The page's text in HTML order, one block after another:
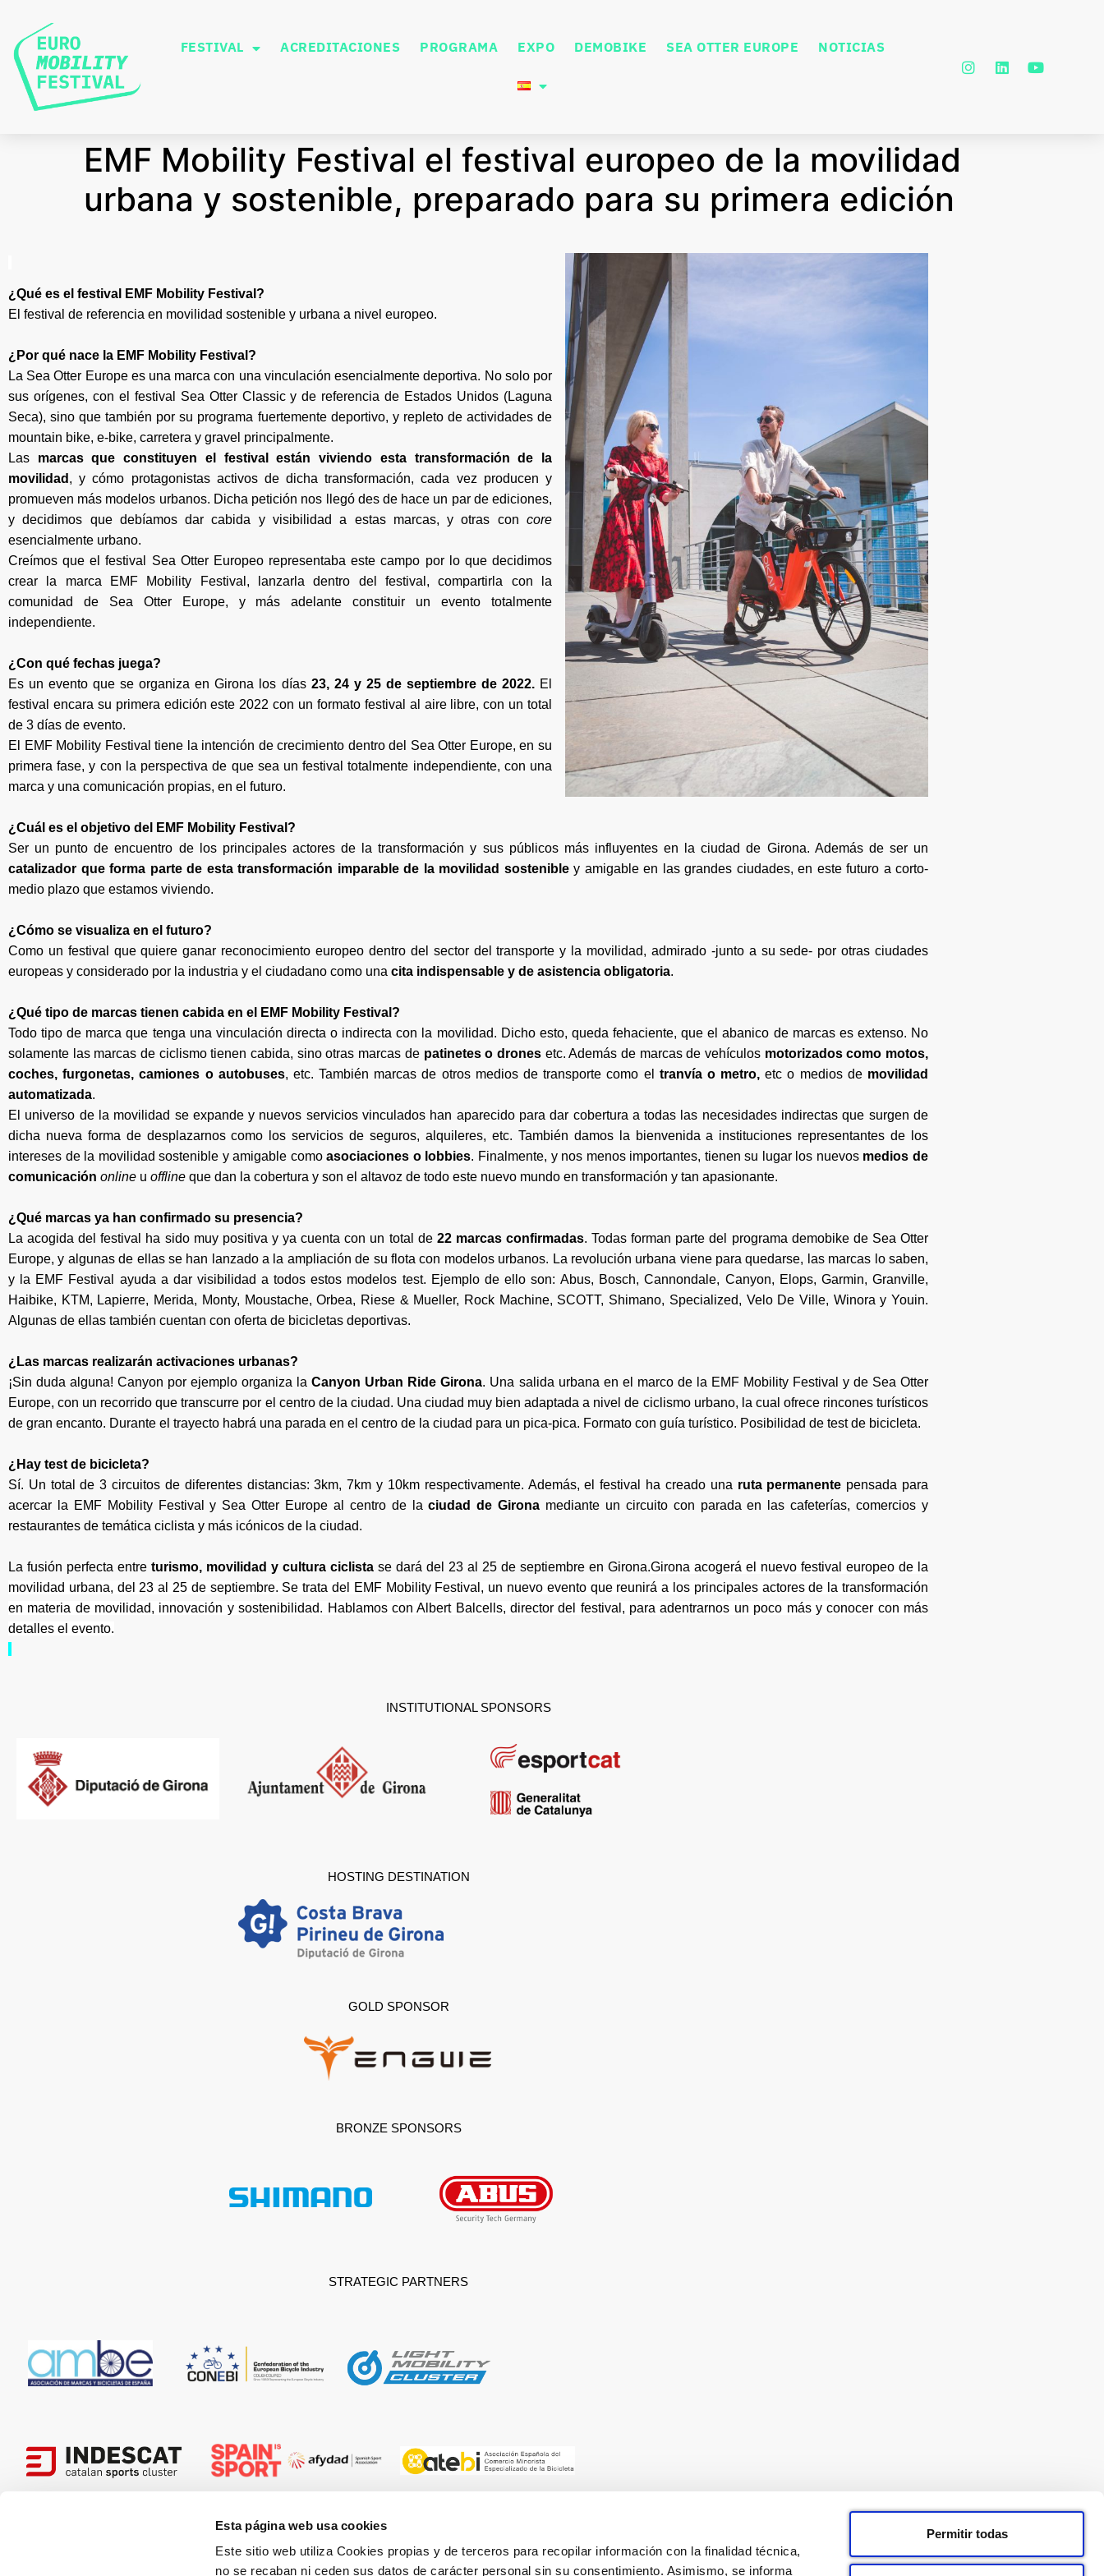
Esta página web usa cookies
Este sitio web utiliza Cookies propias y de terceros para recopilar información con la finalidad técnica,
no se recaban ni ceden sus datos de carácter personal sin su consentimiento. Asimismo, se informa
Permitir todas
FESTIVAL ACREDITACIONES PROGRAMA EXPO DEMOBIKE SEA OTTER EUROPE NOTICIAS
EMF Mobility Festival el festival europeo de la movilidad
urbana y sostenible, preparado para su primera edición
¿Qué es el festival EMF Mobility Festival?
El festival de referencia en movilidad sostenible y urbana a nivel europeo.
¿Por qué nace la EMF Mobility Festival?
La Sea Otter Europe es una marca con una vinculación esencialmente deportiva. No solo por
sus orígenes, con el festival Sea Otter Classic y de referencia de Estados Unidos (Laguna
Seca), sino que también por su programa fuertemente deportivo, y repleto de actividades de
mountain bike, e-bike, carretera y gravel principalmente.
Las marcas que constituyen el festival están viviendo esta transformación de la
movilidad , y cómo protagonistas activos de dicha transformación, cada vez producen y
promueven más modelos urbanos. Dicha petición nos llegó des de hace un par de ediciones,
y decidimos que debíamos dar cabida y visibilidad a estas marcas, y otras con core
esencialmente urbano.
Creímos que el festival Sea Otter Europeo representaba este campo por lo que decidimos
crear la marca EMF Mobility Festival, lanzarla dentro del festival, compartirla con la
comunidad de Sea Otter Europe, y más adelante constituir un evento totalmente
independiente.
¿Con qué fechas juega?
Es un evento que se organiza en Girona los días 23, 24 y 25 de septiembre de 2022.El
festival encara su primera edición este 2022 con un formato festival al aire libre, con un total
de 3 días de evento.
El EMF Mobility Festival tiene la intención de crecimiento dentro del Sea Otter Europe, en su
primera fase, y con la perspectiva de que sea un festival totalmente independiente, con una
marca y una comunicación propias, en el futuro.
¿Cuál es el objetivo del EMF Mobility Festival?
Ser un punto de encuentro de los principales actores de la transformación y sus públicos más influyentes en la ciudad de Girona. Además de ser un
catalizador que forma parte de esta transformación imparable de la movilidad sostenibley amigable en las grandes ciudades, en este futuro a corto-
medio plazo que estamos viviendo.
¿Cómo se visualiza en el futuro?
Como un festival que quiere ganar reconocimiento europeo dentro del sector del transporte y la movilidad, admirado -junto a su sede- por otras ciudades
europeas y considerado por la industria y el ciudadano como una cita indispensable y de asistencia obligatoria.
¿Qué tipo de marcas tienen cabida en el EMF Mobility Festival?
Todo tipo de marca que tenga una vinculación directa o indirecta con la movilidad. Dicho esto, queda fehaciente, que el abanico de marcas es extenso. No
solamente las marcas de ciclismo tienen cabida, sino otras marcas de patinetes o dronesetc. Además de marcas de vehículos motorizados como motos,
coches, furgonetas, camiones o autobuses, etc. También marcas de otros medios de transporte como el tranvía o metro, etc o medios de movilidad
automatizada.
El universo de la movilidad se expande y nuevos servicios vinculados han aparecido para dar cobertura a todas las necesidades indirectas que surgen de
dicha nueva forma de desplazarnos como los servicios de seguros, alquileres, etc. También damos la bienvenida a instituciones representantes de los
intereses de la movilidad sostenible y amigable comoasociaciones o lobbies. Finalmente, y nos menos importantes, tienen su lugar los nuevos medios de
comunicación online u offline que dan la cobertura y son el altavoz de todo este nuevo mundo en transformación y tan apasionante.
¿Qué marcas ya han confirmado su presencia?
La acogida del festival ha sido muy positiva y ya cuenta con un total de 22 marcas confirmadas. Todas forman parte del programa demobike de Sea Otter
Europe, y algunas de ellas se han lanzado a la ampliación de su flota con modelos urbanos. La revolución urbana viene para quedarse, las marcas lo saben,
y la EMF Festival ayuda a dar visibilidad a todos estos modelos test. Ejemplo de ello son: Abus, Bosch, Cannondale, Canyon, Elops, Garmin, Granville,
Haibike, KTM, Lapierre, Merida, Monty, Moustache, Orbea, Riese & Mueller, Rock Machine, SCOTT, Shimano, Specialized, Velo De Ville, Winora y Youin.
Algunas de ellas también cuentan con oferta de bicicletas deportivas.
¿Las marcas realizarán activaciones urbanas?
¡Sin duda alguna! Canyon por ejemplo organiza laCanyon Urban Ride Girona. Una salida urbana en el marco de la EMF Mobility Festival y de Sea Otter
Europe, con un recorrido que transcurre por el centro de la ciudad. Una ciudad muy bien adaptada a nivel de ciclismo urbano, la cual ofrece rincones turísticos
de gran encanto. Durante el trayecto habrá una parada en el centro de la ciudad para un pica-pica. Formato con guía turístico. Posibilidad de test de bicicleta.
¿Hay test de bicicleta?
Sí. Un total de 3 circuitos de diferentes distancias: 3km, 7km y 10km respectivamente. Además, el festival ha creado una ruta permanente pensada para
acercar la EMF Mobility Festival y Sea Otter Europe al centro de laciudad de Girona mediante un circuito con parada en las cafeterías, comercios y
restaurantes de temática ciclista y más icónicos de la ciudad.
La fusión perfecta entre turismo, movilidad y cultura ciclista se dará del 23 al 25 de septiembre en Girona.Girona acogerá el nuevo festival europeo de la
movilidad urbana, del 23 al 25 de septiembre. Se trata del EMF Mobility Festival, un nuevo evento que reunirá a los principales actores de la transformación
en materia de movilidad, innovación y sostenibilidad. Hablamos con Albert Balcells, director del festival, para adentrarnos un poco más y conocer con más
detalles el evento.
INSTITUTIONAL SPONSORS
HOSTING DESTINATION
GOLD SPONSOR
BRONZE SPONSORS
STRATEGIC PARTNERS
HOSTED BY ORGANIZED BY